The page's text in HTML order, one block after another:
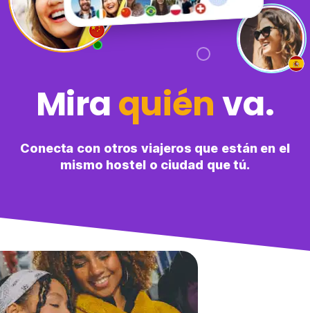
Miraquiénva.
Conecta con otros viajeros que están en el
mismo hostel o ciudad que tú.